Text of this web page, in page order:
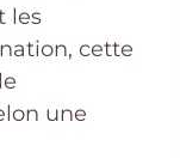
les
cette
une